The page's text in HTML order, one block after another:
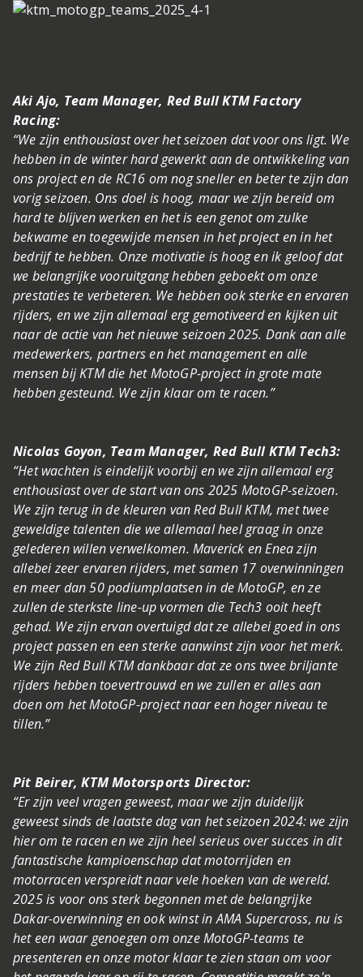
Aki Ajo, Team Manager, Red Bull KTM Factory
Racing:
“We zijn enthousiast over het seizoen dat voor ons ligt. We
hebben in de winter hard gewerkt aan de ontwikkeling van
ons project en de RC16 om nog sneller en beter te zijn dan
vorig seizoen. Ons doel is hoog, maar we zijn bereid om
hard te blijven werken en het is een genot om zulke
bekwame en toegewijde mensen in het project en in het
bedrijf te hebben. Onze motivatie is hoog en ik geloof dat
we belangrijke vooruitgang hebben geboekt om onze
prestaties te verbeteren. We hebben ook sterke en ervaren
rijders, en we zijn allemaal erg gemotiveerd en kijken uit
naar de actie van het nieuwe seizoen 2025. Dank aan alle
medewerkers, partners en het management en alle
mensen bij KTM die het MotoGP-project in grote mate
hebben gesteund. We zijn klaar om te racen.”
Nicolas Goyon, Team Manager, Red Bull KTM Tech3:
“Het wachten is eindelijk voorbij en we zijn allemaal erg
enthousiast over de start van ons 2025 MotoGP-seizoen.
We zijn terug in de kleuren van Red Bull KTM, met twee
geweldige talenten die we allemaal heel graag in onze
gelederen willen verwelkomen. Maverick en Enea zijn
allebei zeer ervaren rijders, met samen 17 overwinningen
en meer dan 50 podiumplaatsen in de MotoGP, en ze
zullen de sterkste line-up vormen die Tech3 ooit heeft
gehad. We zijn ervan overtuigd dat ze allebei goed in ons
project passen en een sterke aanwinst zijn voor het merk.
We zijn Red Bull KTM dankbaar dat ze ons twee briljante
rijders hebben toevertrouwd en we zullen er alles aan
doen om het MotoGP-project naar een hoger niveau te
tillen.”
Pit Beirer, KTM Motorsports Director:
“Er zijn veel vragen geweest, maar we zijn duidelijk
geweest sinds de laatste dag van het seizoen 2024: we zijn
hier om te racen en we zijn heel serieus over succes in dit
fantastische kampioenschap dat motorrijden en
motorracen verspreidt naar vele hoeken van de wereld.
2025 is voor ons sterk begonnen met de belangrijke
Dakar-overwinning en ook winst in AMA Supercross, nu is
het een waar genoegen om onze MotoGP-teams te
presenteren en onze motor klaar te zien staan om voor